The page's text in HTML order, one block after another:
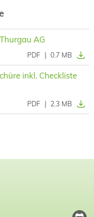
AG
PDF | 0.7 MB
inkl. Checkliste
PDF 2.3 MB